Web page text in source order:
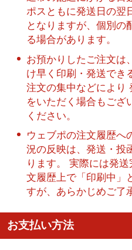
ポスともに発送日の翌
となりますが、個別の
る場合があります。
お預かりしたご注文は
け早く印刷・発送でき
注文の集中などにより
をいただく場合もござ
ください。
ウェブポの注文履歴へ
況の反映は、発送・投
ります。 実際には発
文履歴上で「印刷中」
すが、あらかじめご了
お支払い方法